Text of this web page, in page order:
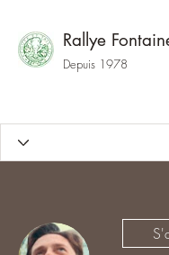
Rallye
Depuis 1978